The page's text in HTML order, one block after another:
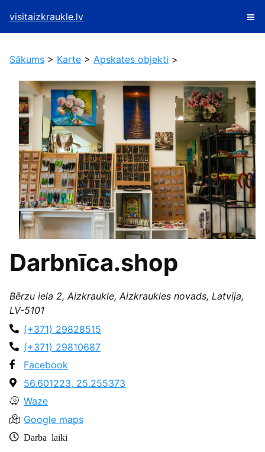
visitaizkraukle.lv
Sākums > Karte > Apskates objekti >
Darbnīca.shop
Bērzu iela 2, Aizkraukle, Aizkraukles novads, Latvija,
LV-5101
(+371) 29828515
(+371) 29810687
Facebook
56.601223, 25.255373
Waze
Google maps
Darba laiki